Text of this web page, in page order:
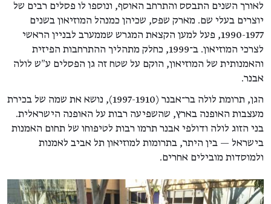
לאורך השנים התבסס והתרחב האוסף, ונוספו לו פסלים רבים של
יוצרים בעלי שם. מארק שפס, שכיהן כמנהל המוזיאון בשנים
1990-1977, פעל למען הקצאת המגרש שממערב לבניין הראשי
לצרכי המוזיאון. ב־1999, כחלק מתהליך ההתרחבות הפיזית
והאמנותית של המוזיאון, הוקם על שטח זה גן הפסלים ע״ש לולה
אבנר.
הגן, תרומת לולה בר־אבנר (1997-1910), נושא את שמה של בכירת
מעצבות האופנה בארץ, שהשפיעה רבות על האופנה הישראלית.
בני הזוג לולה ודולפי אבנר תרמו רבות לטיפוחו של תחום האמנות
בישראל — בין היתר, בתרומות למוזיאון תל אביב לאמנות
ולמוסדות מובילים אחרים.